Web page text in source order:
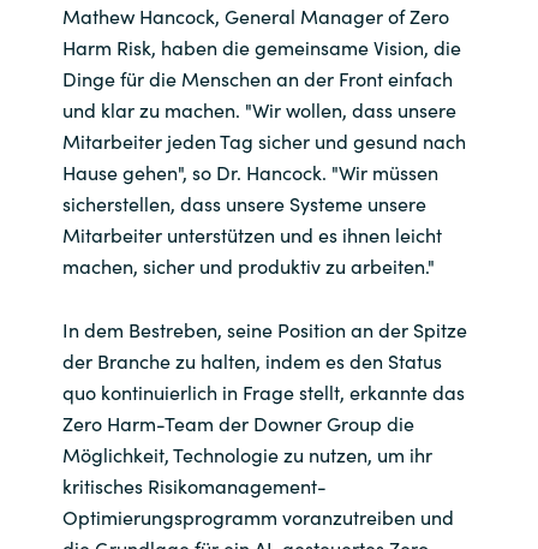
Mathew Hancock, General Manager of Zero
Harm Risk, haben die gemeinsame Vision, die
Dinge für die Menschen an der Front einfach
und klar zu machen. "Wir wollen, dass unsere
Mitarbeiter jeden Tag sicher und gesund nach
Hause gehen", so Dr. Hancock. "Wir müssen
sicherstellen, dass unsere Systeme unsere
Mitarbeiter unterstützen und es ihnen leicht
machen, sicher und produktiv zu arbeiten."
In dem Bestreben, seine Position an der Spitze
der Branche zu halten, indem es den Status
quo kontinuierlich in Frage stellt, erkannte das
Zero Harm-Team der Downer Group die
Möglichkeit, Technologie zu nutzen, um ihr
kritisches Risikomanagement-
Optimierungsprogramm voranzutreiben und